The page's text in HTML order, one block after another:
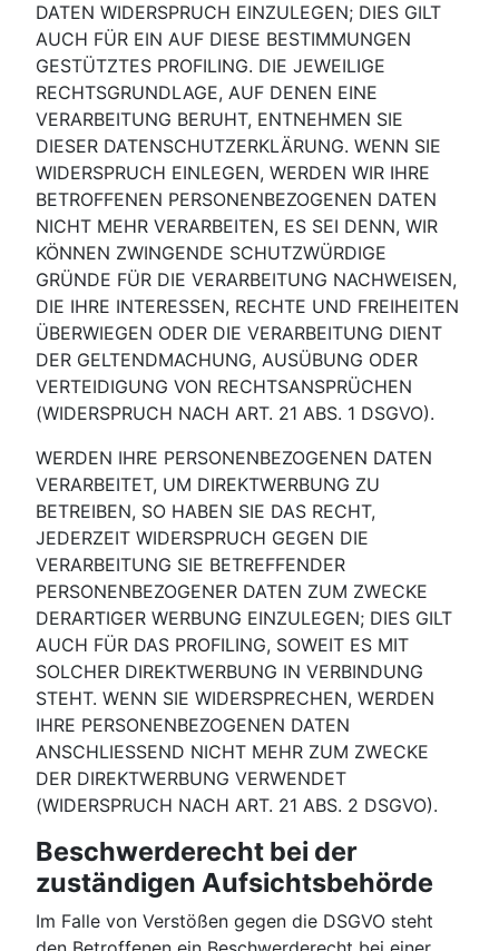
DATEN WIDERSPRUCH EINZULEGEN; DIES GILT
AUCH FÜR EIN AUF DIESE BESTIMMUNGEN
GESTÜTZTES PROFILING. DIE JEWEILIGE
RECHTSGRUNDLAGE, AUF DENEN EINE
VERARBEITUNG BERUHT, ENTNEHMEN SIE
DIESER DATENSCHUTZERKLÄRUNG. WENN SIE
WIDERSPRUCH EINLEGEN, WERDEN WIR IHRE
BETROFFENEN PERSONENBEZOGENEN DATEN
NICHT MEHR VERARBEITEN, ES SEI DENN, WIR
KÖNNEN ZWINGENDE SCHUTZWÜRDIGE
GRÜNDE FÜR DIE VERARBEITUNG NACHWEISEN,
DIE IHRE INTERESSEN, RECHTE UND FREIHEITEN
ÜBERWIEGEN ODER DIE VERARBEITUNG DIENT
DER GELTENDMACHUNG, AUSÜBUNG ODER
VERTEIDIGUNG VON RECHTSANSPRÜCHEN
(WIDERSPRUCH NACH ART. 21 ABS. 1 DSGVO).
WERDEN IHRE PERSONENBEZOGENEN DATEN
VERARBEITET, UM DIREKTWERBUNG ZU
BETREIBEN, SO HABEN SIE DAS RECHT,
JEDERZEIT WIDERSPRUCH GEGEN DIE
VERARBEITUNG SIE BETREFFENDER
PERSONENBEZOGENER DATEN ZUM ZWECKE
DERARTIGER WERBUNG EINZULEGEN; DIES GILT
AUCH FÜR DAS PROFILING, SOWEIT ES MIT
SOLCHER DIREKTWERBUNG IN VERBINDUNG
STEHT. WENN SIE WIDERSPRECHEN, WERDEN
IHRE PERSONENBEZOGENEN DATEN
ANSCHLIESSEND NICHT MEHR ZUM ZWECKE
DER DIREKTWERBUNG VERWENDET
(WIDERSPRUCH NACH ART. 21 ABS. 2 DSGVO).
Beschwerde­recht bei der
zuständigen Aufsichts­behörde
Im Falle von Verstößen gegen die DSGVO steht